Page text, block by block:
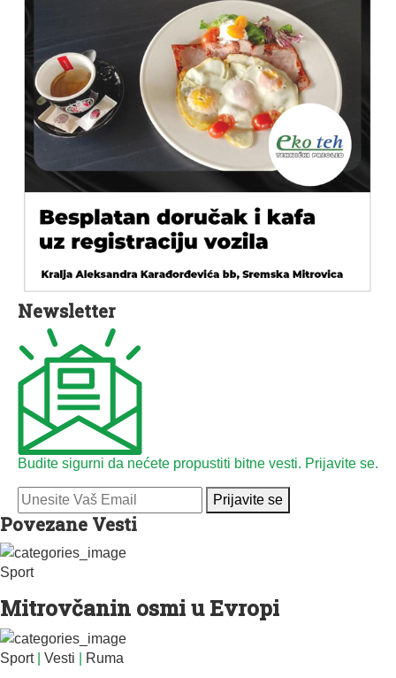
Newsletter
Budite sigurni da nećete propustiti bitne vesti. Prijavite se.
Prijavite se
Povezane Vesti
Sport
Mitrovčanin osmi u Evropi
Sport| Vesti Ruma